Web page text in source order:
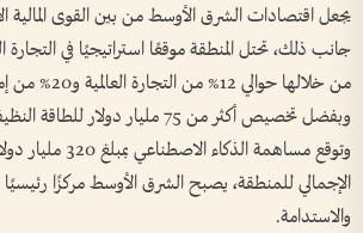
يجعل اقتصادات الشرق الأوسط من بين القوى المالية
جانب ذلك، تحتل المنطقة موقعًا استراتيجيًا في التجارة
من خلالها حوالي
وتوقع مساهمة الذكاء
الإجمالي للمنطقة، يصبح الشرق الأوسط مركزًا رئيسيًا
والاستدامة.